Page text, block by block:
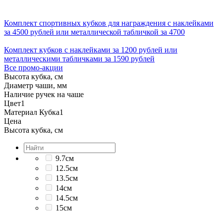
Комплект спортивных кубков для награждения с наклейками
за 4500 рублей или металлической табличкой за 4700
Комплект кубков с наклейками за 1200 рублей или
металлическими табличками за 1590 рублей
Все промо-акции
Высота кубка, см
Диаметр чаши, мм
Наличие ручек на чаше
Цвет1
Материал Кубка1
Цена
Высота кубка, см
9.7см
12.5см
13.5см
14см
14.5см
15см